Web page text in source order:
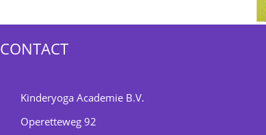
CONTACT
Kinderyoga Academie B.V.
Operetteweg 92